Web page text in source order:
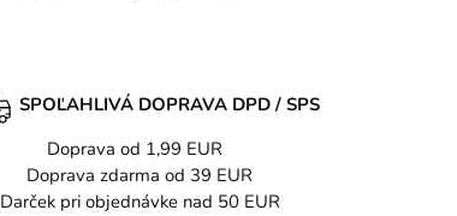
SPOĽAHLIVÁ DOPRAVA DPD / SPS
Doprava od 1,99 EUR
Doprava zdarma od 39 EUR
Darček pri objednávke nad 50 EUR